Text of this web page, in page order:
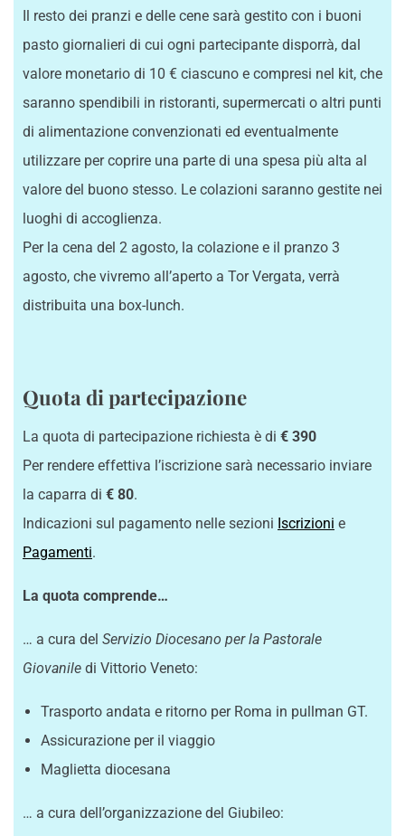
Il resto dei pranzi e delle cene sarà gestito con i buoni
pasto giornalieri di cui ogni partecipante disporrà, dal
valore monetario di 10 € ciascuno e compresi nel kit, che
saranno spendibili in ristoranti, supermercati o altri punti
di alimentazione convenzionati ed eventualmente
utilizzare per coprire una parte di una spesa più alta al
valore del buono stesso. Le colazioni saranno gestite nei
luoghi di accoglienza.
Per la cena del 2 agosto, la colazione e il pranzo 3
agosto, che vivremo all’aperto a Tor Vergata, verrà
distribuita una box-lunch.
Quota di partecipazione
La quota di partecipazione richiesta è di € 390
Per rendere effettiva l’iscrizione sarà necessario inviare
la caparra di € 80.
Indicazioni sul pagamento nelle sezioni Iscrizioni e
Pagamenti.
La quota comprende…
… a cura del Servizio Diocesano per la Pastorale
Giovanile di Vittorio Veneto:
Trasporto andata e ritorno per Roma in pullman GT.
Assicurazione per il viaggio
Maglietta diocesana
… a cura dell’organizzazione del Giubileo: